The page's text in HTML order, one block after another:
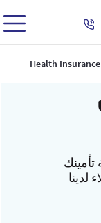
Health
تأمينك